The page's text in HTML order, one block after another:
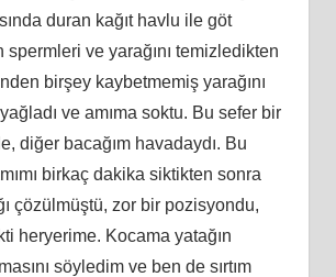
duran kağıt havlu ile göt
ve yarağını temizledikten
birşey kaybetmemiş yarağını
ve amıma soktu. Bu sefer bir
diğer bacağım havadaydı. Bu
birkaç dakika siktikten sonra
çözülmüştü, zor bir pozisyondu,
heryerime. Kocama yatağın
söyledim ve ben de sırtım